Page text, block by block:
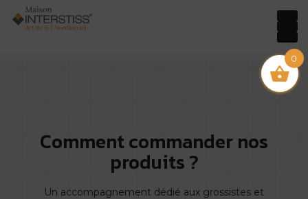
Comment commander nos
produits ?
Un accompagnement dédié aux grossistes et
0